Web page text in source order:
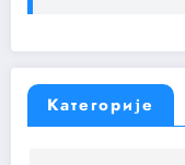
Категорије